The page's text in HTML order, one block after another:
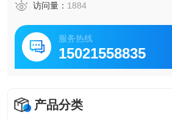
访问量： 1884
服务热线
15021558835
产品分类